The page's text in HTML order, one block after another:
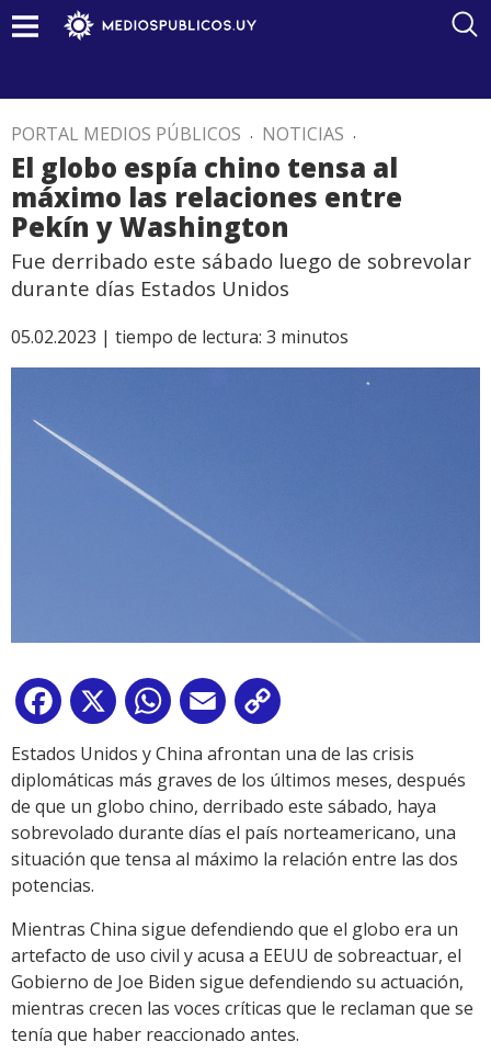
PORTAL MEDIOS PÚBLICOS . NOTICIAS .
El globo espía chino tensa al
máximo las relaciones entre
Pekín y Washington
Fue derribado este sábado luego de sobrevolar
durante días Estados Unidos
05.02.2023 | tiempo de lectura: 3 minutos
Facebook
X WhatsApp
Email
Link
Estados Unidos y China afrontan una de las crisis
diplomáticas más graves de los últimos meses, después
de que un globo chino, derribado este sábado, haya
sobrevolado durante días el país norteamericano, una
situación que tensa al máximo la relación entre las dos
potencias.
Mientras China sigue defendiendo que el globo era un
artefacto de uso civil y acusa a EEUU de sobreactuar, el
Gobierno de Joe Biden sigue defendiendo su actuación,
mientras crecen las voces críticas que le reclaman que se
tenía que haber reaccionado antes.